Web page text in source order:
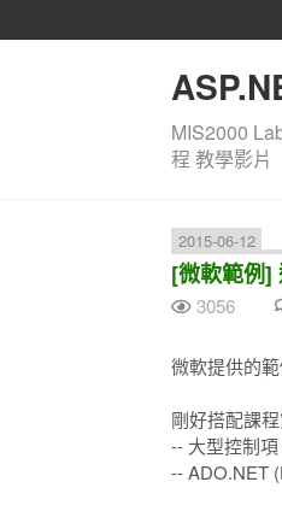
MIS2000
程 教學影片
2015-06-12
[微軟範例]
3056
微軟提供的
剛好搭配課
-- 大型控制
-- ADO.NET